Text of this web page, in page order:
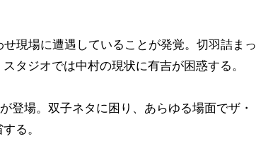
現場に遭遇していることが発覚。切羽詰まっ
タジオでは中村の現状に有吉が困惑する。
登場。双子ネタに困り、あらゆる場面でザ・
る。